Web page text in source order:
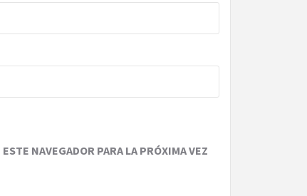
NAVEGADOR PARA LA PRÓXIMA VEZ